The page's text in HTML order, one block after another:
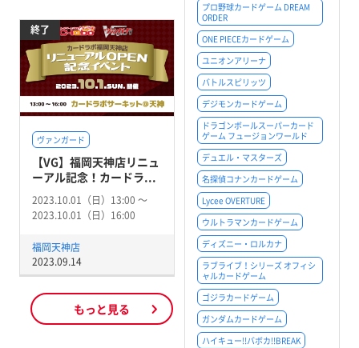
プロ野球カードゲーム DREAM
ORDER
ONE PIECEカードゲーム
ユニオンアリーナ
バトルスピリッツ
デジモンカードゲーム
ドラゴンボールスーパーカード
ゲーム フュージョンワールド
デュエル・マスターズ
名探偵コナンカードゲーム
Lycee OVERTURE
ウルトラマンカードゲーム
ディズニー・ロルカナ
ラブライブ！シリーズ オフィシ
ャルカードゲーム
ゴジラカードゲーム
ガンダムカードゲーム
ハイキュー!!バボカ!!BREAK
終了
ヴァンガード
【VG】福岡天神店リニュ
ーアル記念！カードラ...
2023.10.01（日）13:00 〜
2023.10.01（日）16:00
福岡天神店
2023.09.14
もっと見る